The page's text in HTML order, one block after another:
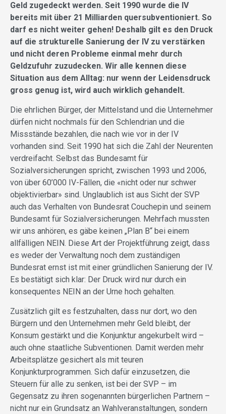
Geld zugedeckt werden. Seit 1990 wurde die IV
bereits mit über 21 Milliarden quersubventioniert. So
darf es nicht weiter gehen! Deshalb gilt es den Druck
auf die strukturelle Sanierung der IV zu verstärken
und nicht deren Probleme einmal mehr durch
Geldzufuhr zuzudecken. Wir alle kennen diese
Situation aus dem Alltag: nur wenn der Leidensdruck
gross genug ist, wird auch wirklich gehandelt.
Die ehrlichen Bürger, der Mittelstand und die Unternehmer
dürfen nicht nochmals für den Schlendrian und die
Missstände bezahlen, die nach wie vor in der IV
vorhanden sind. Seit 1990 hat sich die Zahl der Neurenten
verdreifacht. Selbst das Bundesamt für
Sozialversicherungen spricht, zwischen 1993 und 2006,
von über 60’000 IV-Fällen, die «nicht oder nur schwer
objektivierbar» sind. Unglaublich ist aus Sicht der SVP
auch das Verhalten von Bundesrat Couchepin und seinem
Bundesamt für Sozialversicherungen. Mehrfach mussten
wir uns anhören, es gäbe keinen „Plan B“ bei einem
allfälligen NEIN. Diese Art der Projektführung zeigt, dass
es weder der Verwaltung noch dem zuständigen
Bundesrat ernst ist mit einer gründlichen Sanierung der IV.
Es bestätigt sich klar: Der Druck wird nur durch ein
konsequentes NEIN an der Urne hoch gehalten.
Zusätzlich gilt es festzuhalten, dass nur dort, wo den
Bürgern und den Unternehmen mehr Geld bleibt, der
Konsum gestärkt und die Konjunktur angekurbelt wird –
auch ohne staatliche Subventionen. Damit werden mehr
Arbeitsplätze gesichert als mit teuren
Konjunkturprogrammen. Sich dafür einzusetzen, die
Steuern für alle zu senken, ist bei der SVP – im
Gegensatz zu ihren sogenannten bürgerlichen Partnern –
nicht nur ein Grundsatz an Wahlveranstaltungen, sondern